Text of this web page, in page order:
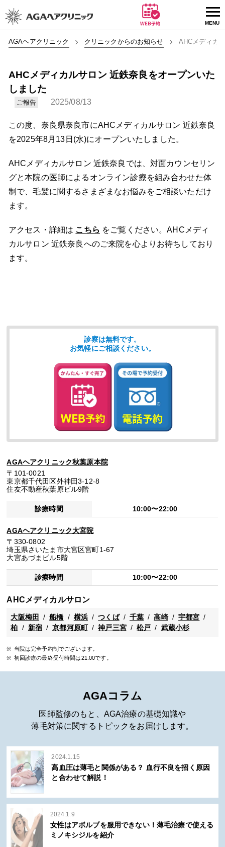
AGAヘアクリニック クリニックからのお知らせ AHCメディカ
AHCメディカルサロン 近鉄奈良をオープンいた
しました
ご報告 2025/08/13
この度、奈良県奈良市にAHCメディカルサロン 近鉄奈良
を2025年8月13日(水)にオープンいたしました。
AHCメディカルサロン 近鉄奈良では、対面カウンセリン
グと本院の医師によるオンライン診療を組み合わせた体
制で、毛髪に関するさまざまなお悩みをご相談いただけ
ます。
アクセス・詳細は こちら をご覧ください。AHCメディ
カルサロン 近鉄奈良へのご来院を心よりお待ちしており
ます。
診察は無料です。
お気軽にご相談ください。
AGAヘアクリニック秋葉原本院
〒101-0021
東京都千代田区外神田3-12-8
住友不動産秋葉原ビル9階
診療時間 10:00〜22:00
AGAヘアクリニック大宮院
〒330-0802
埼玉県さいたま市大宮区宮町1-67
大宮あづまビル5階
診療時間 10:00〜22:00
AHCメディカルサロン
大阪梅田 船橋 横浜 つくば 千葉 高崎
宇都宮
柏
新宿 京都河原町 神戸三宮 松戸 武蔵小杉
当院は完全予約制でございます。
初回診療の最終受付時間は21:00です。
AGAコラム
医師監修のもと、AGA治療の基礎知識や
薄毛対策に関するトピックをお届けします。
2024.1.15
高血圧は薄毛と関係がある？ 血行不良を招く原因
と合わせて解説！
2024.1.9
女性はアボルブを服用できない！薄毛治療で使える
ミノキシジルを紹介